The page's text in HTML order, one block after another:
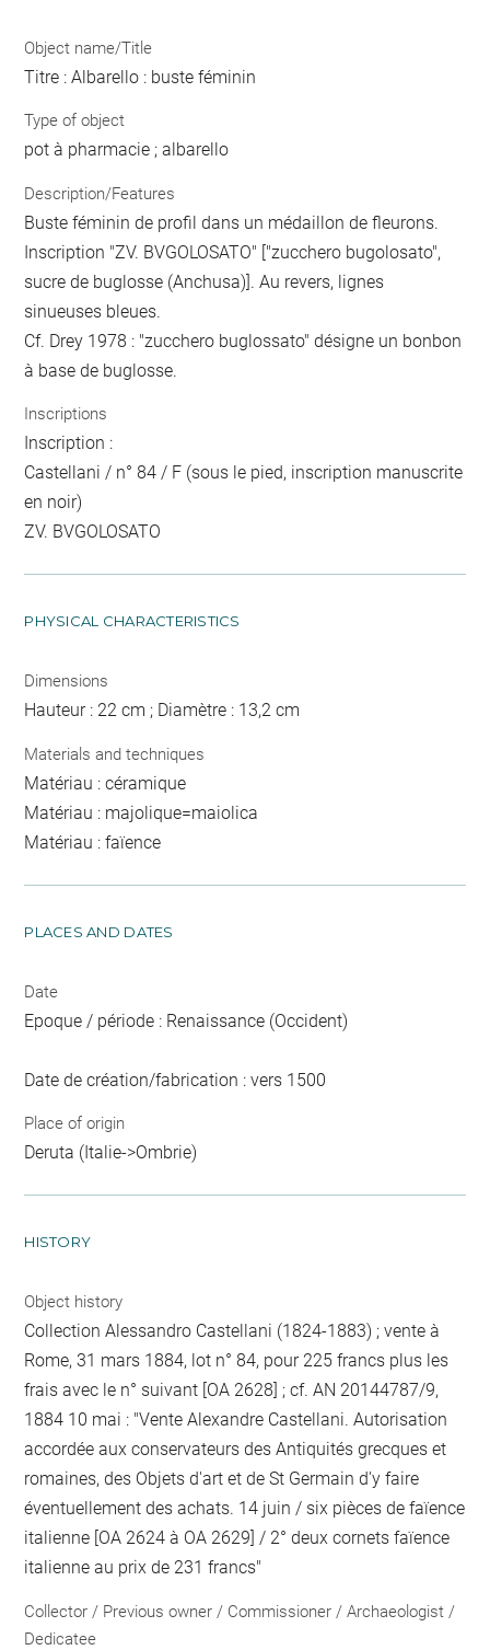
Object name/Title
Titre : Albarello : buste féminin
Type of object
pot à pharmacie ; albarello
Description/Features
Buste féminin de profil dans un médaillon de fleurons.
Inscription "ZV. BVGOLOSATO" ["zucchero bugolosato",
sucre de buglosse (Anchusa)]. Au revers, lignes
sinueuses bleues.
Cf. Drey 1978 : "zucchero buglossato" désigne un bonbon
à base de buglosse.
Inscriptions
Inscription :
Castellani / n° 84 / F (sous le pied, inscription manuscrite
en noir)
ZV. BVGOLOSATO
PHYSICAL CHARACTERISTICS
Dimensions
Hauteur : 22 cm ; Diamètre : 13,2 cm
Materials and techniques
Matériau : céramique
Matériau : majolique=maiolica
Matériau : faïence
PLACES AND DATES
Date
Epoque / période : Renaissance (Occident)
Date de création/fabrication : vers 1500
Place of origin
Deruta (Italie->Ombrie)
HISTORY
Object history
Collection Alessandro Castellani (1824-1883) ; vente à
Rome, 31 mars 1884, lot n° 84, pour 225 francs plus les
frais avec le n° suivant [OA 2628] ; cf. AN 20144787/9,
1884 10 mai : "Vente Alexandre Castellani. Autorisation
accordée aux conservateurs des Antiquités grecques et
romaines, des Objets d'art et de St Germain d'y faire
éventuellement des achats. 14 juin / six pièces de faïence
italienne [OA 2624 à OA 2629] / 2° deux cornets faïence
italienne au prix de 231 francs"
Collector / Previous owner / Commissioner / Archaeologist /
Dedicatee